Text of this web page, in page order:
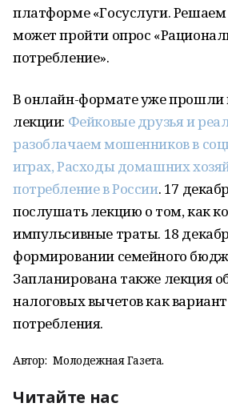
платформе «Госуслуги.
может пройти опрос
потребление».
В онлайн-формате уже прошли
лекции: Фейковые друзья и
разоблачаем мошенников в
играх,Расходы домашних
потребление в России. 17
послушать лекцию о том, как
импульсивные траты. 18
формировании семейного
Запланирована также лекция
налоговых вычетов как
потребления.
Автор: Молодежная Газета.
Читайте нас